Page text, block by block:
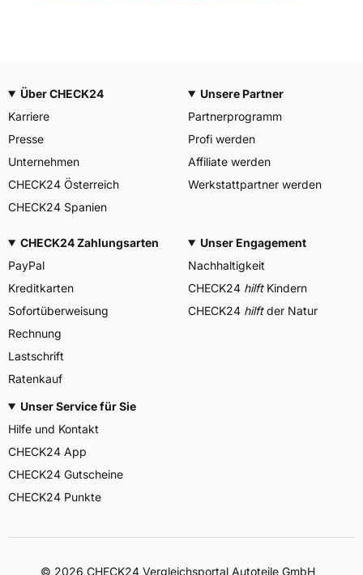
Über CHECK24
Karriere
Presse
Unternehmen
CHECK24 Österreich
CHECK24 Spanien
Unsere Partner
Partnerprogramm
Profi werden
Affiliate werden
Werkstattpartner werden
CHECK24 Zahlungsarten
PayPal
Kreditkarten
Sofortüberweisung
Rechnung
Lastschrift
Ratenkauf
Unser Engagement
Nachhaltigkeit
CHECK24 hilftKindern
CHECK24 hilftder Natur
Unser Service für Sie
Hilfe und Kontakt
CHECK24 App
CHECK24 Gutscheine
CHECK24 Punkte
© 2026 CHECK24 Vergleichsportal Autoteile GmbH